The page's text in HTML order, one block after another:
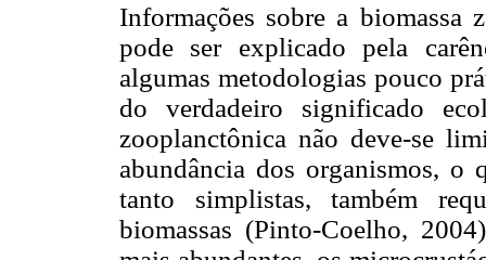
Informações sobre a biomassa
pode ser explicado pela
algumas metodologias pouco
do verdadeiro significado
zooplanctônica não deve-se
abundância dos organismos, o
tanto simplistas, também
biomassas (Pinto-Coelho,